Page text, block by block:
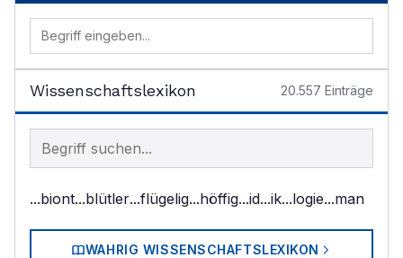
Wissenschaftslexikon 20.557 Einträge
Begriff im Lexikon suchen
...biont...blütler...flügelig...höffig...id...ik...logie...man
WAHRIG WISSENSCHAFTSLEXIKON